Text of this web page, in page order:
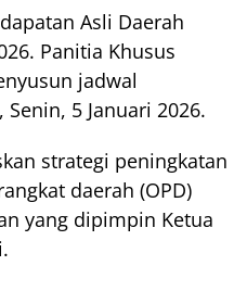
Asli Daerah
Panitia Khusus
jadwal
5 Januari 2026.
strategi peningkatan
daerah (OPD)
yang dipimpin Ketua